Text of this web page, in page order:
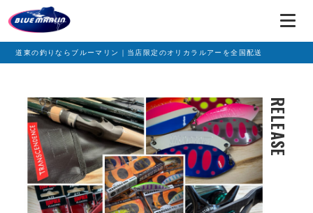
道東の釣りならブルーマリン｜当店限定のオリカラルアーを全国配送
RELEASE